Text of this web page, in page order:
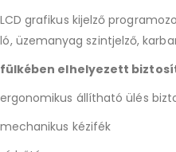
kijelző
üzemanyag szintjelző,
fülkében elhelyezett
állítható ülés
kézifék